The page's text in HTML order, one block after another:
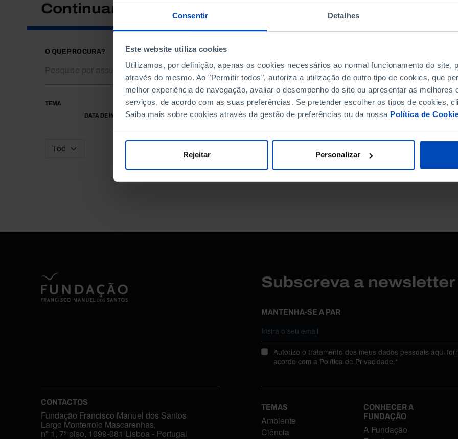
Consentir Detalhes
Este website utiliza cookies
Utilizamos, por definição, apenas os cookies necessários ao normal funcionamento do site,
através do mesmo. Ao "Permitir todos", autoriza a utilização de outro tipo de cookies, que
melhor experiência de navegação, avaliar o desempenho do site ou apresentar as melhores
serviços, de acordo com as suas preferências. Se pretender escolher os tipos de cookies,
Saiba mais sobre cookies através da gestão de preferências ou da nossa Política de
Rejeitar Personalizar
Continuar a pesquisar
O QUE PROCURA?
TEMA
DATA DE INÍCIO
DATA DE FIM
Subscreva a
MANTENHA-SE A PAR
Autorizo o tratamento dos meus dados pessoais aqui
acordo com a Política de Privacidade.*
CONTACTOS
Fundação Francisco Manuel dos Santos
Largo Monterroio Mascarenhas,
nº 1, 7º piso, 1099-081 Lisboa - Portugal
TEMAS
Ambiente
Ciência
CONHECER A
FUNDAÇÃO
A Fundação